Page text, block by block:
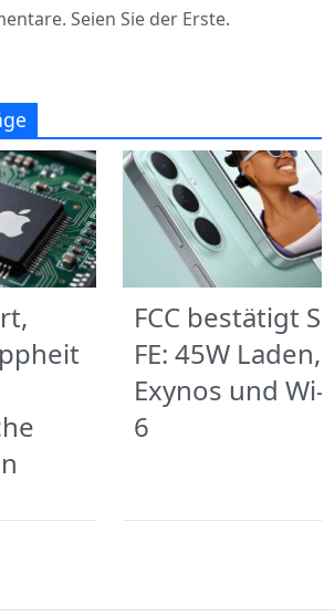
Seien Sie der Erste.
FCC bestätigt
FE: 45W Laden,
Exynos und
6